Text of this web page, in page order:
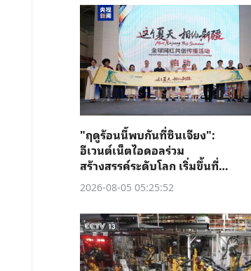
"ฤดูร้อนนี้พบกันที่ซินเจียง":
อีเวนต์เน็ตไอดอลร่วม
สร้างสรรค์ระดับโลก เริ่มขึ้นที่คู่
เชอ
2026-08-05 05:25:52